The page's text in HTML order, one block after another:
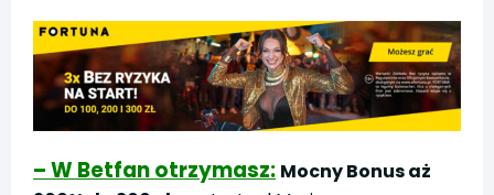
– W Betfan otrzymasz: Mocny Bonus aż